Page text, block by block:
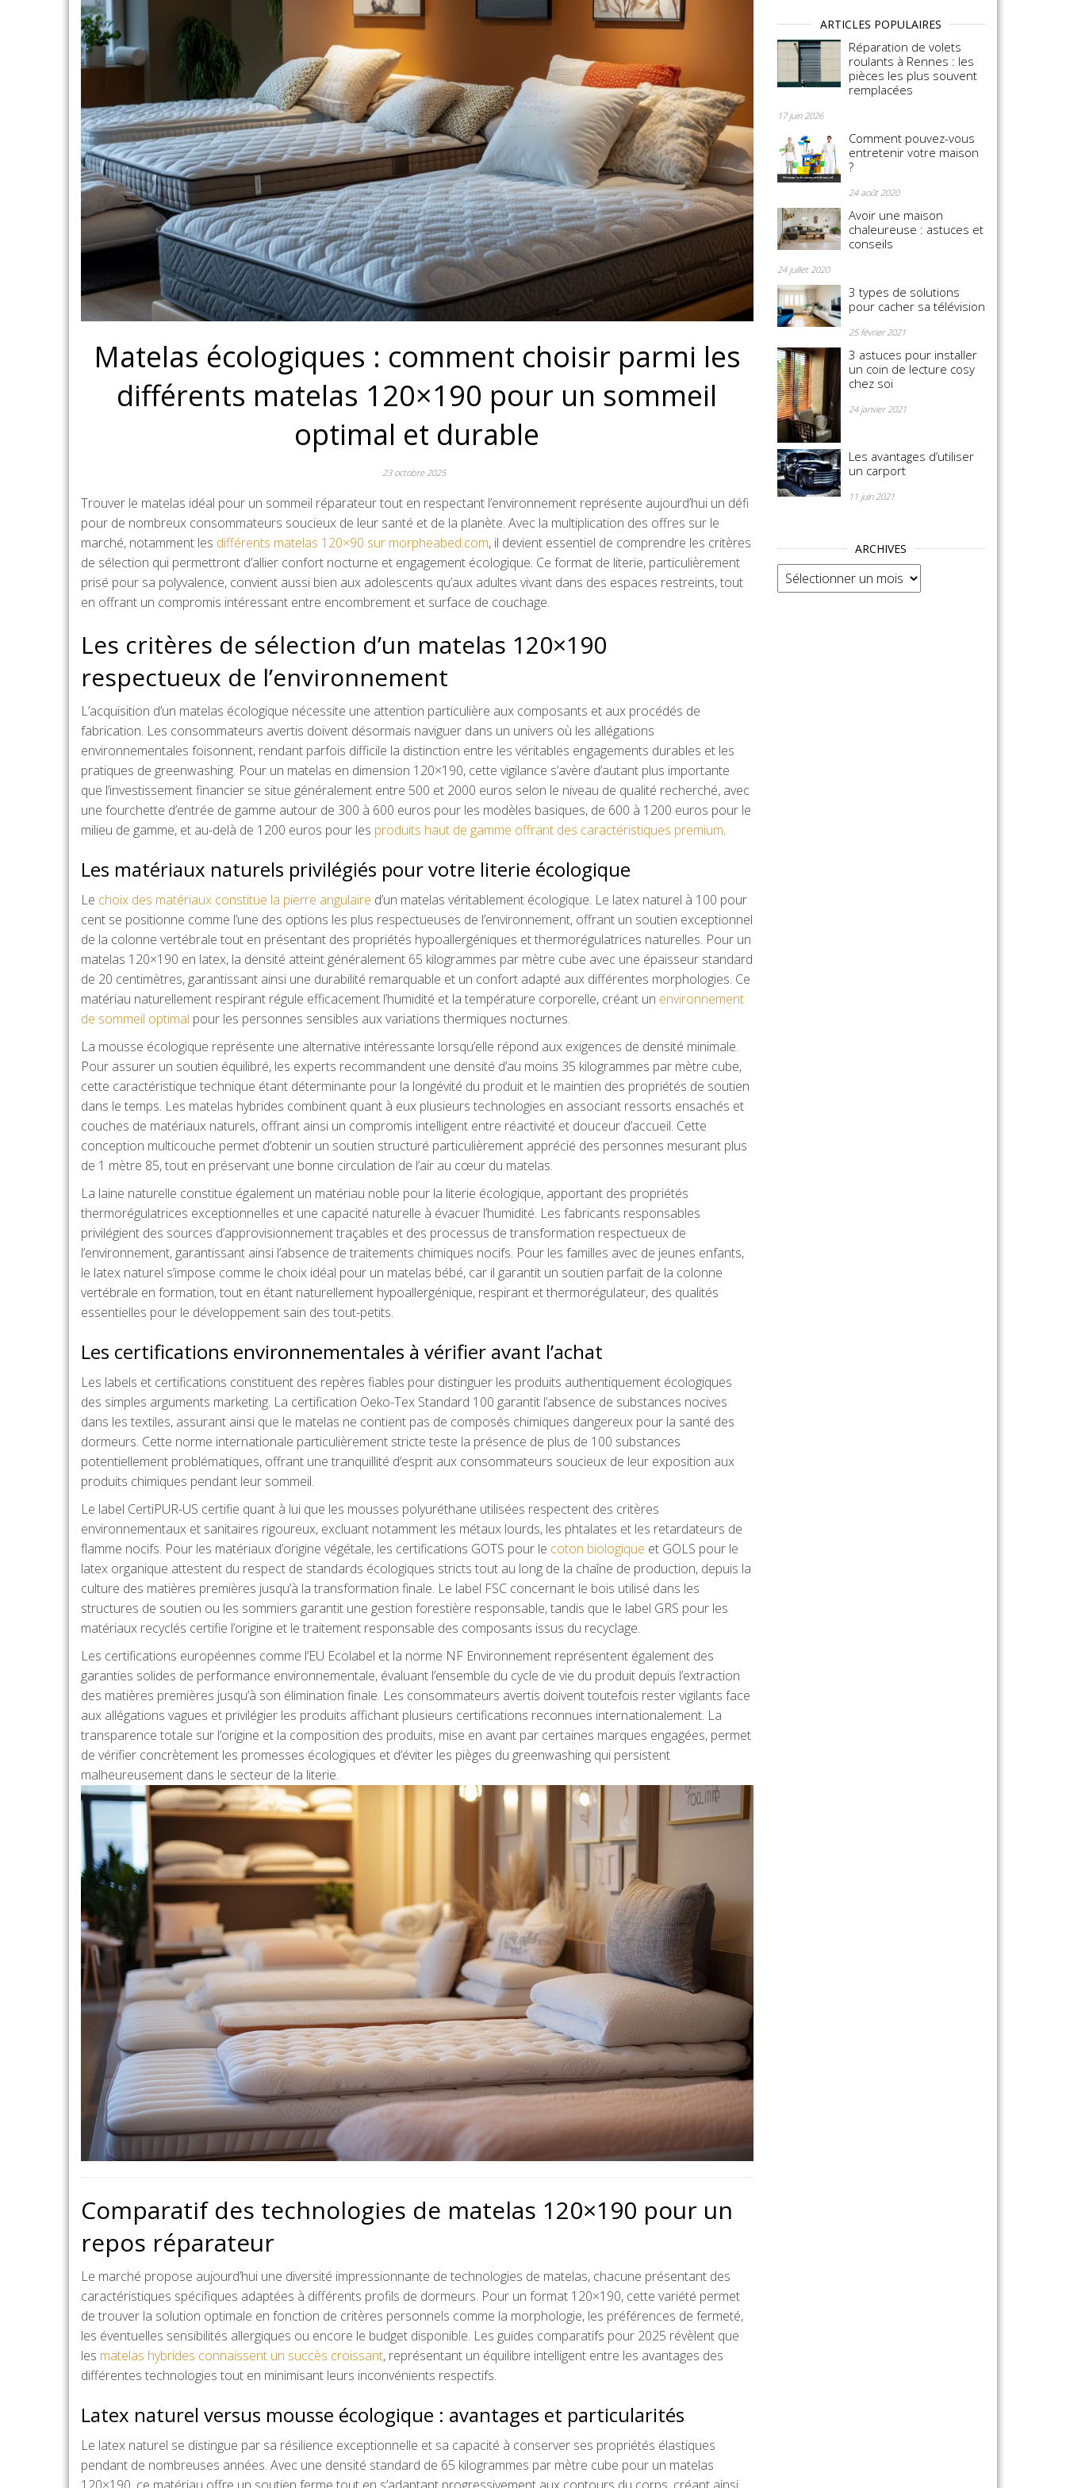
Matelas écologiques : comment choisir parmi les
différents matelas 120×190 pour un sommeil
optimal et durable
23 octobre 2025
Trouver le matelas idéal pour un sommeil réparateur tout en respectant l’environnement représente aujourd’hui un défi
pour de nombreux consommateurs soucieux de leur santé et de la planète. Avec la multiplication des offres sur le
marché, notamment les différents matelas 120×90 sur morpheabed.com, il devient essentiel de comprendre les critères
de sélection qui permettront d’allier confort nocturne et engagement écologique. Ce format de literie, particulièrement
prisé pour sa polyvalence, convient aussi bien aux adolescents qu’aux adultes vivant dans des espaces restreints, tout
en offrant un compromis intéressant entre encombrement et surface de couchage.
Les critères de sélection d’un matelas 120×190
respectueux de l’environnement
L’acquisition d’un matelas écologique nécessite une attention particulière aux composants et aux procédés de
fabrication. Les consommateurs avertis doivent désormais naviguer dans un univers où les allégations
environnementales foisonnent, rendant parfois difficile la distinction entre les véritables engagements durables et les
pratiques de greenwashing. Pour un matelas en dimension 120×190, cette vigilance s’avère d’autant plus importante
que l’investissement financier se situe généralement entre 500 et 2000 euros selon le niveau de qualité recherché, avec
une fourchette d’entrée de gamme autour de 300 à 600 euros pour les modèles basiques, de 600 à 1200 euros pour le
milieu de gamme, et au-delà de 1200 euros pour les produits haut de gamme offrant des caractéristiques premium.
Les matériaux naturels privilégiés pour votre literie écologique
Le choix des matériaux constitue la pierre angulaire d’un matelas véritablement écologique. Le latex naturel à 100 pour
cent se positionne comme l’une des options les plus respectueuses de l’environnement, offrant un soutien exceptionnel
de la colonne vertébrale tout en présentant des propriétés hypoallergéniques et thermorégulatrices naturelles. Pour un
matelas 120×190 en latex, la densité atteint généralement 65 kilogrammes par mètre cube avec une épaisseur standard
de 20 centimètres, garantissant ainsi une durabilité remarquable et un confort adapté aux différentes morphologies. Ce
matériau naturellement respirant régule efficacement l’humidité et la température corporelle, créant un environnement
de sommeil optimal pour les personnes sensibles aux variations thermiques nocturnes.
La mousse écologique représente une alternative intéressante lorsqu’elle répond aux exigences de densité minimale.
Pour assurer un soutien équilibré, les experts recommandent une densité d’au moins 35 kilogrammes par mètre cube,
cette caractéristique technique étant déterminante pour la longévité du produit et le maintien des propriétés de soutien
dans le temps. Les matelas hybrides combinent quant à eux plusieurs technologies en associant ressorts ensachés et
couches de matériaux naturels, offrant ainsi un compromis intelligent entre réactivité et douceur d’accueil. Cette
conception multicouche permet d’obtenir un soutien structuré particulièrement apprécié des personnes mesurant plus
de 1 mètre 85, tout en préservant une bonne circulation de l’air au cœur du matelas.
La laine naturelle constitue également un matériau noble pour la literie écologique, apportant des propriétés
thermorégulatrices exceptionnelles et une capacité naturelle à évacuer l’humidité. Les fabricants responsables
privilégient des sources d’approvisionnement traçables et des processus de transformation respectueux de
l’environnement, garantissant ainsi l’absence de traitements chimiques nocifs. Pour les familles avec de jeunes enfants,
le latex naturel s’impose comme le choix idéal pour un matelas bébé, car il garantit un soutien parfait de la colonne
vertébrale en formation, tout en étant naturellement hypoallergénique, respirant et thermorégulateur, des qualités
essentielles pour le développement sain des tout-petits.
Les certifications environnementales à vérifier avant l’achat
Les labels et certifications constituent des repères fiables pour distinguer les produits authentiquement écologiques
des simples arguments marketing. La certification Oeko-Tex Standard 100 garantit l’absence de substances nocives
dans les textiles, assurant ainsi que le matelas ne contient pas de composés chimiques dangereux pour la santé des
dormeurs. Cette norme internationale particulièrement stricte teste la présence de plus de 100 substances
potentiellement problématiques, offrant une tranquillité d’esprit aux consommateurs soucieux de leur exposition aux
produits chimiques pendant leur sommeil.
Le label CertiPUR-US certifie quant à lui que les mousses polyuréthane utilisées respectent des critères
environnementaux et sanitaires rigoureux, excluant notamment les métaux lourds, les phtalates et les retardateurs de
flamme nocifs. Pour les matériaux d’origine végétale, les certifications GOTS pour le coton biologique et GOLS pour le
latex organique attestent du respect de standards écologiques stricts tout au long de la chaîne de production, depuis la
culture des matières premières jusqu’à la transformation finale. Le label FSC concernant le bois utilisé dans les
structures de soutien ou les sommiers garantit une gestion forestière responsable, tandis que le label GRS pour les
matériaux recyclés certifie l’origine et le traitement responsable des composants issus du recyclage.
Les certifications européennes comme l’EU Ecolabel et la norme NF Environnement représentent également des
garanties solides de performance environnementale, évaluant l’ensemble du cycle de vie du produit depuis l’extraction
des matières premières jusqu’à son élimination finale. Les consommateurs avertis doivent toutefois rester vigilants face
aux allégations vagues et privilégier les produits affichant plusieurs certifications reconnues internationalement. La
transparence totale sur l’origine et la composition des produits, mise en avant par certaines marques engagées, permet
de vérifier concrètement les promesses écologiques et d’éviter les pièges du greenwashing qui persistent
malheureusement dans le secteur de la literie.
Comparatif des technologies de matelas 120×190 pour un
repos réparateur
Le marché propose aujourd’hui une diversité impressionnante de technologies de matelas, chacune présentant des
caractéristiques spécifiques adaptées à différents profils de dormeurs. Pour un format 120×190, cette variété permet
de trouver la solution optimale en fonction de critères personnels comme la morphologie, les préférences de fermeté,
les éventuelles sensibilités allergiques ou encore le budget disponible. Les guides comparatifs pour 2025 révèlent que
les matelas hybrides connaissent un succès croissant, représentant un équilibre intelligent entre les avantages des
différentes technologies tout en minimisant leurs inconvénients respectifs.
Latex naturel versus mousse écologique : avantages et particularités
Le latex naturel se distingue par sa résilience exceptionnelle et sa capacité à conserver ses propriétés élastiques
pendant de nombreuses années. Avec une densité standard de 65 kilogrammes par mètre cube pour un matelas
ARTICLES POPULAIRES
Réparation de volets
roulants à Rennes : les
pièces les plus souvent
remplacées
17 juin 2026
Comment pouvez-vous
entretenir votre maison
?
24 août 2020
Avoir une maison
chaleureuse : astuces et
conseils
24 juillet 2020
3 types de solutions
pour cacher sa télévision
25 février 2021
3 astuces pour installer
un coin de lecture cosy
chez soi
24 janvier 2021
Les avantages d’utiliser
un carport
11 juin 2021
ARCHIVES
Archives